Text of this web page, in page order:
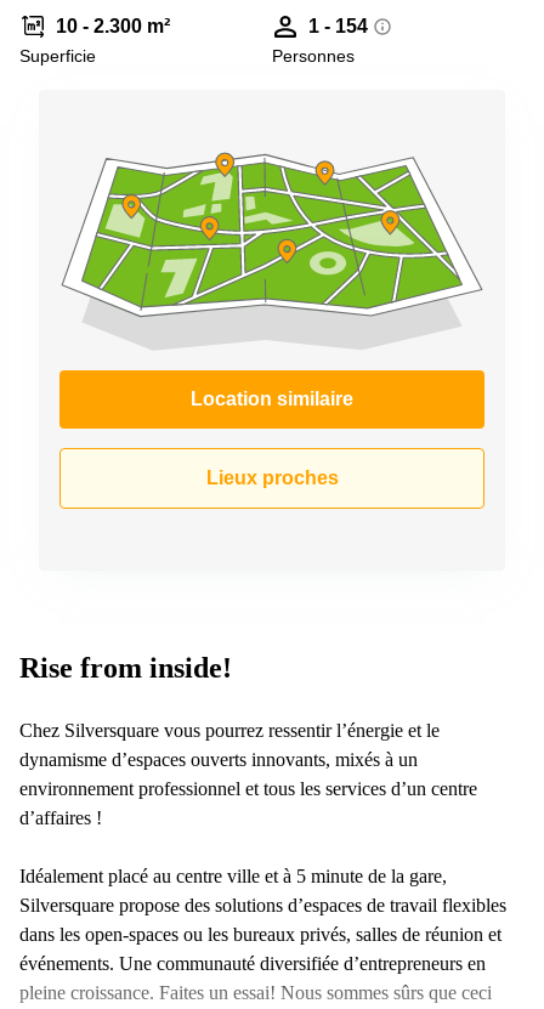
10 - 2.300 m²
Superficie
1 - 154
Personnes
Location similaire
Lieux proches
Rise from inside!
Chez Silversquare vous pourrez ressentir l’énergie et le
dynamisme d’espaces ouverts innovants, mixés à un
environnement professionnel et tous les services d’un centre
d’affaires !
Idéalement placé au centre ville et à 5 minute de la gare,
Silversquare propose des solutions d’espaces de travail flexibles
dans les open-spaces ou les bureaux privés, salles de réunion et
événements. Une communauté diversifiée d’entrepreneurs en
pleine croissance. Faites un essai! Nous sommes sûrs que ceci